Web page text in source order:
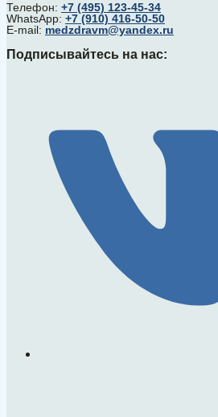
Телефон: +7 (495) 123-45-34
WhatsApp: +7 (910) 416-50-50
E-mail: medzdravm@yandex.ru
Подписывайтесь на нас: